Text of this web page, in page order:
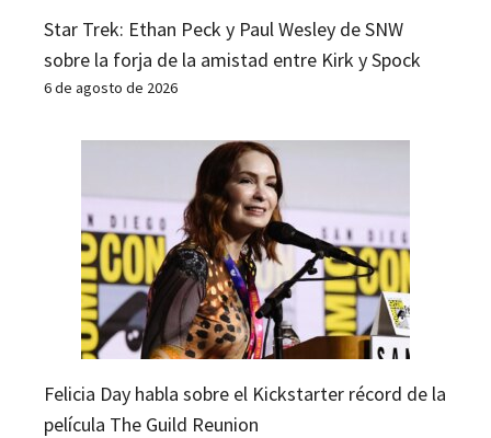
Star Trek: Ethan Peck y Paul Wesley de SNW
sobre la forja de la amistad entre Kirk y Spock
6 de agosto de 2026
Felicia Day habla sobre el Kickstarter récord de la
película The Guild Reunion